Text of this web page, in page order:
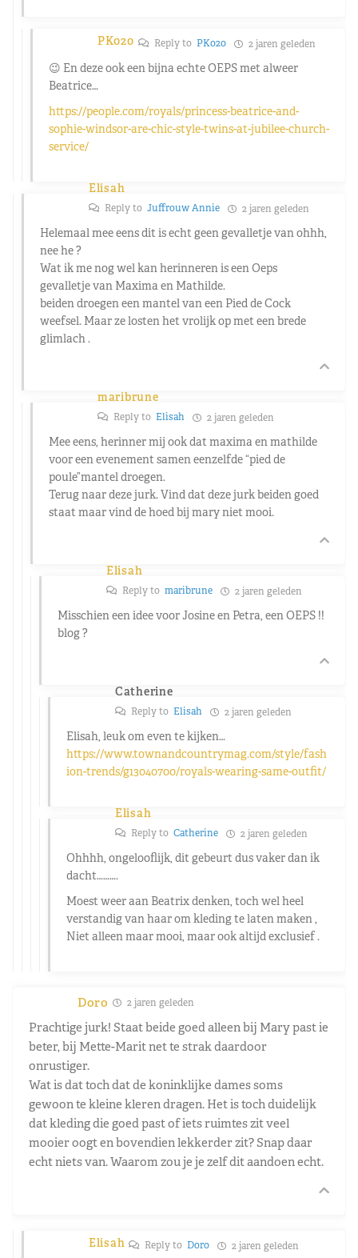
PK020 Reply to PK020 2 jaren geleden
😉 En deze ook een bijna echte OEPS met alweer
Beatrice…
https://people.com/royals/princess-beatrice-and-
sophie-windsor-are-chic-style-twins-at-jubilee-church-
service/
Elisah
Reply to Juffrouw Annie 2 jaren geleden
Helemaal mee eens dit is echt geen gevalletje van ohhh,
nee he ?
Wat ik me nog wel kan herinneren is een Oeps
gevalletje van Maxima en Mathilde.
beiden droegen een mantel van een Pied de Cock
weefsel. Maar ze losten het vrolijk op met een brede
glimlach .
maribrune
Reply to Elisah 2 jaren geleden
Mee eens, herinner mij ook dat maxima en mathilde
voor een evenement samen eenzelfde “pied de
poule”mantel droegen.
Terug naar deze jurk. Vind dat deze jurk beiden goed
staat maar vind de hoed bij mary niet mooi.
Elisah
Reply to maribrune 2 jaren geleden
Misschien een idee voor Josine en Petra, een OEPS !!
blog ?
Catherine
Reply to Elisah 2 jaren geleden
Elisah, leuk om even te kijken…
https://www.townandcountrymag.com/style/fash
ion-trends/g13040700/royals-wearing-same-outfit/
Elisah
Reply to Catherine 2 jaren geleden
Ohhhh, ongelooflijk, dit gebeurt dus vaker dan ik
dacht……….
Moest weer aan Beatrix denken, toch wel heel
verstandig van haar om kleding te laten maken ,
Niet alleen maar mooi, maar ook altijd exclusief .
Doro 2 jaren geleden
Prachtige jurk! Staat beide goed alleen bij Mary past ie
beter, bij Mette-Marit net te strak daardoor
onrustiger.
Wat is dat toch dat de koninklijke dames soms
gewoon te kleine kleren dragen. Het is toch duidelijk
dat kleding die goed past of iets ruimtes zit veel
mooier oogt en bovendien lekkerder zit? Snap daar
echt niets van. Waarom zou je je zelf dit aandoen echt.
Elisah Reply toDoro 2 jaren geleden